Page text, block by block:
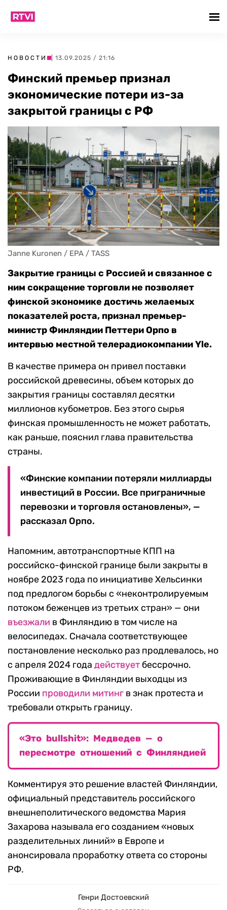
НОВОСТИ | 13.09.2025 / 21:16
Финский премьер признал
экономические потери из-за
закрытой границы с РФ
Janne Kuronen / EPA / TASS
Закрытие границы с Россией и связанное с
ним сокращение торговли не позволяет
финской экономике достичь желаемых
показателей роста, признал премьер-
министр Финляндии Петтери Орпо в
интервью местной телерадиокомпании Yle.
В качестве примера он привел поставки
российской древесины, объем которых до
закрытия границы составлял десятки
миллионов кубометров. Без этого сырья
финская промышленность не может работать,
как раньше, пояснил глава правительства
страны.
«Финские компании потеряли миллиарды
инвестиций в России. Все приграничные
перевозки и торговля остановлены», —
рассказал Орпо.
Напомним, автотранспортные КПП на
российско-финской границе были закрыты в
ноябре 2023 года по инициативе Хельсинки
под предлогом борьбы с «неконтролируемым
потоком беженцев из третьих стран» — они
въезжали в Финляндию в том числе на
велосипедах. Сначала соответствующее
постановление несколько раз продлевалось, но
с апреля 2024 года действует бессрочно.
Проживающие в Финляндии выходцы из
России проводили митинг в знак протеста и
требовали открыть границу.
«Это bullshit»: Медведев — о
пересмотре отношений с Финляндией
Комментируя это решение властей Финляндии,
официальный представитель российского
внешнеполитического ведомства Мария
Захарова называла его созданием «новых
разделительных линий» в Европе и
анонсировала проработку ответа со стороны
РФ.
Генри Достоевский